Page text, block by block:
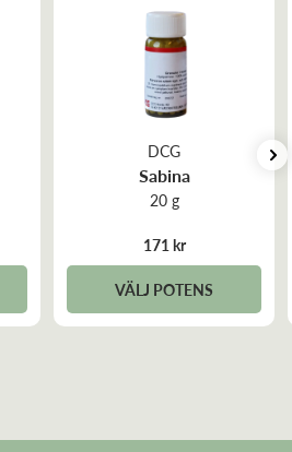
DCG
Sabina
20 g
171 kr
VÄLJ POTENS